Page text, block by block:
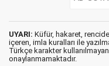
UYARI: Küfür, hakaret,
içeren, imla kuralları ile
Türkçe karakter
onaylanmamaktadır.